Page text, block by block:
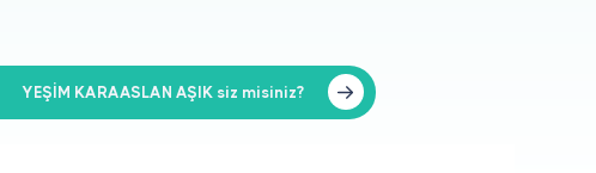
YEŞİM KARAASLAN AŞIK siz misiniz?